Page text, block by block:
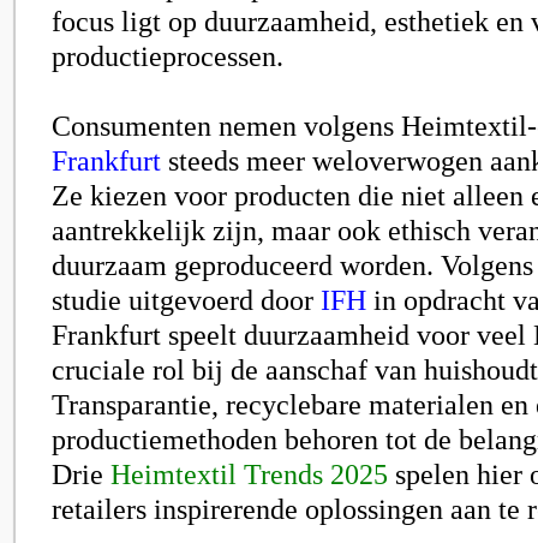
focus ligt op duurzaamheid, esthetiek en
productieprocessen.
Consumenten nemen volgens
Frankfurt steeds meer weloverwogen
Ze kiezen voor producten die niet alleen
aantrekkelijk zijn, maar ook ethisch
duurzaam geproduceerd worden.
studie uitgevoerd door IFH in opdracht
Frankfurt speelt duurzaamheid voor veel
cruciale rol bij de aanschaf van
Transparantie, recyclebare materialen en
productiemethoden behoren tot de
Drie Heimtextil Trends 2025 spelen hier
retailers inspirerende oplossingen aan te